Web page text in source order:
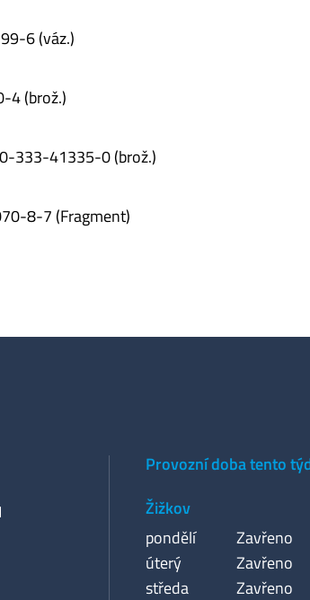
6 (váz.)
4 (brož.)
0-333-41335-0 (brož.)
8-7 (Fragment)
Provozní doba tento
Žižkov
pondělí
Zavřeno
úterý
Zavřeno
středa
Zavřeno